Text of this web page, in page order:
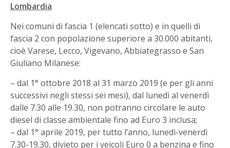
Lombardia
Nei comuni di fascia 1 (elencati sotto) e in quelli di
fascia 2 con popolazione superiore a 30.000 abitanti,
cioè Varese, Lecco, Vigevano, Abbiategrasso e San
Giuliano Milanese:
– dal 1° ottobre 2018 al 31 marzo 2019 (e per gli anni
successivi negli stessi sei mesi), dal lunedì al venerdì
dalle 7.30 alle 19.30, non potranno circolare le auto
diesel di classe ambientale fino ad Euro 3 inclusa;
– dal 1° aprile 2019, per tutto l’anno, lunedì-venerdì
7.30-19.30, divieto per i veicoli Euro 0 a benzina e fino